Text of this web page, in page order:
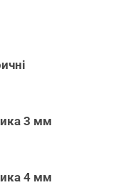
3 мм
4 мм